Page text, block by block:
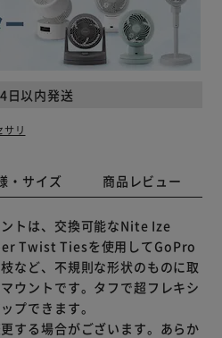
日以内発送
サリ
・サイズ 商品レビュー
トは、交換可能なNite Ize
Twist Tiesを使用してGoPro
など、不規則な形状のものに取
ウントです。タフで超フレキシ
プできます。
する場合がございます。あらか